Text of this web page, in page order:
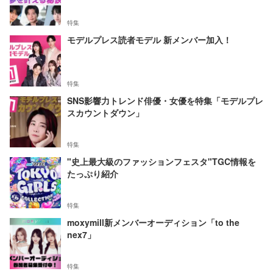
特集
モデルプレス読者モデル 新メンバー加入！
特集
SNS影響力トレンド俳優・女優を特集「モデルプレ
スカウントダウン」
特集
"史上最大級のファッションフェスタ"TGC情報を
たっぷり紹介
特集
moxymill新メンバーオーディション「to the
nex7」
特集